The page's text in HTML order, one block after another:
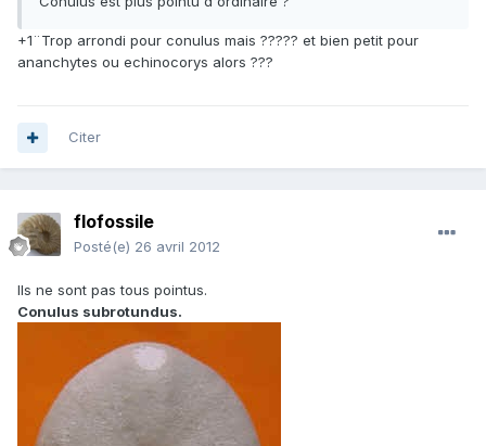
+1¨Trop arrondi pour conulus mais ????? et bien petit pour
ananchytes ou echinocorys alors ???
Citer
flofossile
Posté(e) 26 avril 2012
Ils ne sont pas tous pointus.
Conulus subrotundus.